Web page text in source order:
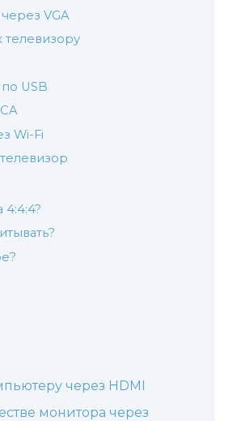
VGA
USB
Wi-Fi
4:4:4?
через HDMI
монитора через